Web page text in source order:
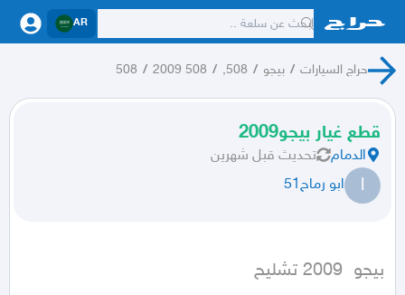
AR
حراج السيارات / بيجو /
508,
/
508 2009
/
508
قطع غيار بيجو2009
الدمام تحديث قبل شهرين
ا ابو رماح51
بيجو  2009 تشليح